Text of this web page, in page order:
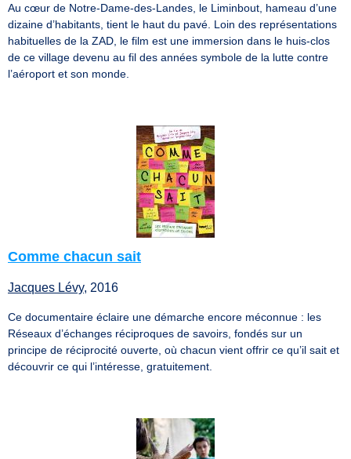
Au cœur de Notre-Dame-des-Landes, le Liminbout, hameau d’une
dizaine d’habitants, tient le haut du pavé. Loin des représentations
habituelles de la ZAD, le film est une immersion dans le huis-clos
de ce village devenu au fil des années symbole de la lutte contre
l’aéroport et son monde.
Comme chacun sait
Jacques Lévy, 2016
Ce documentaire éclaire une démarche encore méconnue : les
Réseaux d’échanges réciproques de savoirs, fondés sur un
principe de réciprocité ouverte, où chacun vient offrir ce qu’il sait et
découvrir ce qui l’intéresse, gratuitement.